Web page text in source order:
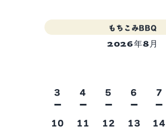
もちこみBBQ
2026年8月
3
－
4
－
5
－
6
－
7
－
10
11
12
13
14